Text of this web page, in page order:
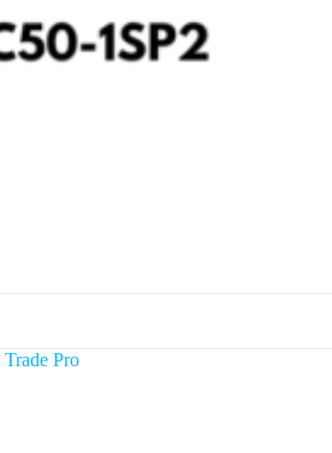
Trade Pro